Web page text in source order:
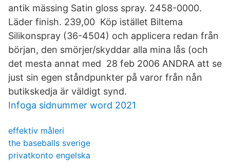
antik mässing Satin gloss spray. 2458-0000.
Läder finish. 239,00 Köp istället Biltema
Silikonspray (36-4504) och applicera redan från
början, den smörjer/skyddar alla mina lås (och
det mesta annat med 28 feb 2006 ANDRA att se
just sin egen ståndpunkter på varor från nån
butikskedja är väldigt synd.
Infoga sidnummer word 2021
effektiv måleri
the baseballs sverige
privatkonto engelska